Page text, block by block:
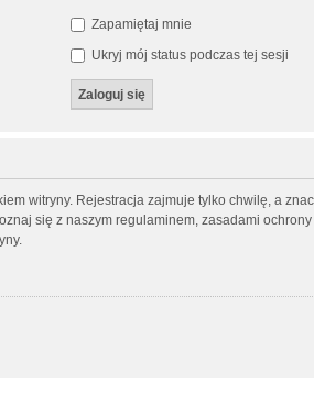
Zapamiętaj mnie
Ukryj mój status podczas tej sesji
witryny. Rejestracja zajmuje tylko chwilę, a
się z naszym regulaminem, zasadami